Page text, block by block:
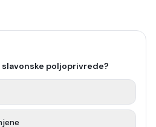
poljoprivrede?